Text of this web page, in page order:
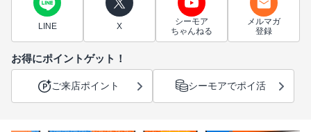
LINE X
シーモア
ちゃんねる
メルマガ
登録
お得にポイントゲット！
ご来店ポイント シーモアでポイ活